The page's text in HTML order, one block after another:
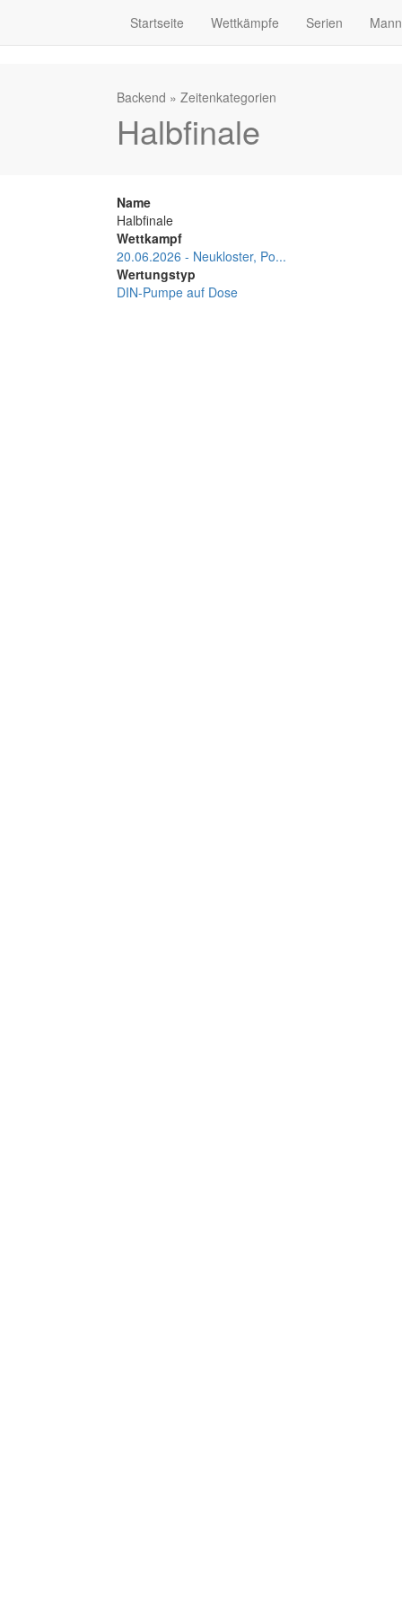
Startseite Wettkämpfe Serien
Backend » Zeitenkategorien
Halbfinale
Name
Halbfinale
Wettkampf
20.06.2026 - Neukloster, Po...
Wertungstyp
DIN-Pumpe auf Dose